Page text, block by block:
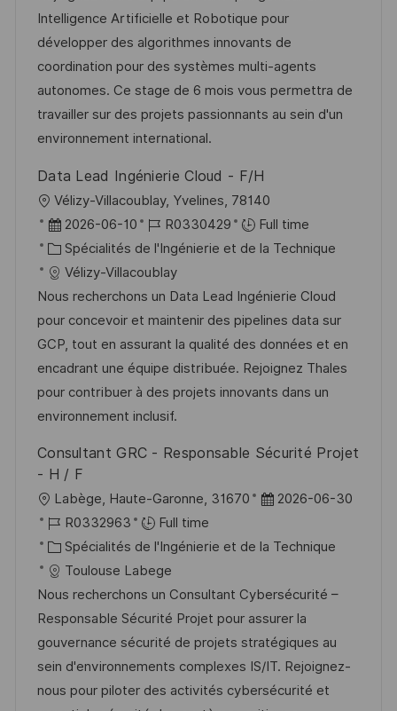
l
i
s
a
t
i
n
d
’
a
f
f
h
a
g
e
é
r
e
n
c
e
u
p
o
s
t
e
t
é
g
o
r
i
Intelligence Artificielle et Robotique pour
développer des algorithmes innovants de
coordination pour des systèmes multi-agents
autonomes. Ce stage de 6 mois vous permettra de
travailler sur des projets passionnants au sein d'un
environnement international.
Data Lead Ingénierie Cloud - F/H
o
c
a
l
i
s
a
t
i
n
Vélizy-Villacoublay, Yvelines, 78140
D
a
t
e
d
’
a
f
f
c
g
2026-06-10
R
é
f
é
r
e
n
c
e
s
R0330429
Full time
C
a
t
é
g
o
r
i
Spécialités de l'Ingénierie et de la Technique
Vélizy-Villacoublay
Nous recherchons un Data Lead Ingénierie Cloud
pour concevoir et maintenir des pipelines data sur
GCP, tout en assurant la qualité des données et en
encadrant une équipe distribuée. Rejoignez Thales
pour contribuer à des projets innovants dans un
environnement inclusif.
Consultant GRC - Responsable Sécurité Projet
- H / F
o
c
a
l
i
s
a
t
Labège, Haute-Garonne, 31670
D
t
d
’
a
f
f
2026-06-30
R
é
f
é
r
e
n
c
R0332963
Full time
C
a
t
é
g
o
r
Spécialités de l'Ingénierie et de la Technique
Toulouse Labege
Nous recherchons un Consultant Cybersécurité –
Responsable Sécurité Projet pour assurer la
gouvernance sécurité de projets stratégiques au
sein d'environnements complexes IS/IT. Rejoignez-
nous pour piloter des activités cybersécurité et